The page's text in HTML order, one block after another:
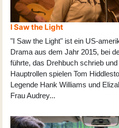
I Saw the Light
"I Saw the Light" ist ein US-
Drama aus dem Jahr 2015, bei
führte, das Drehbuch schrieb
Hauptrollen spielen Tom
Legende Hank Williams und
Frau Audrey...